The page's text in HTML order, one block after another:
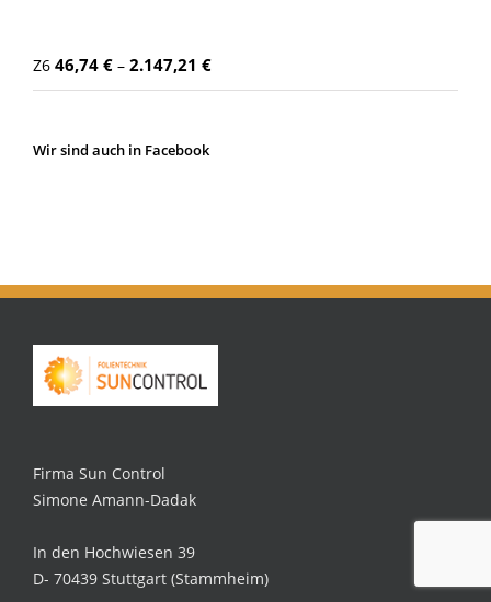
Z6 46,74 € – 2.147,21 €
Wir sind auch in Facebook
Firma Sun Control
Simone Amann-Dadak
In den Hochwiesen 39
D- 70439 Stuttgart (Stammheim)